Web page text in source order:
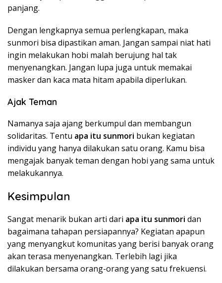
panjang.
Dengan lengkapnya semua perlengkapan, maka
sunmori bisa dipastikan aman. Jangan sampai niat hati
ingin melakukan hobi malah berujung hal tak
menyenangkan. Jangan lupa juga untuk memakai
masker dan kaca mata hitam apabila diperlukan.
Ajak Teman
Namanya saja ajang berkumpul dan membangun
solidaritas. Tentu apa itu sunmori bukan kegiatan
individu yang hanya dilakukan satu orang. Kamu bisa
mengajak banyak teman dengan hobi yang sama untuk
melakukannya.
Kesimpulan
Sangat menarik bukan arti dari apa itu sunmori dan
bagaimana tahapan persiapannya? Kegiatan apapun
yang menyangkut komunitas yang berisi banyak orang
akan terasa menyenangkan. Terlebih lagi jika
dilakukan bersama orang-orang yang satu frekuensi.